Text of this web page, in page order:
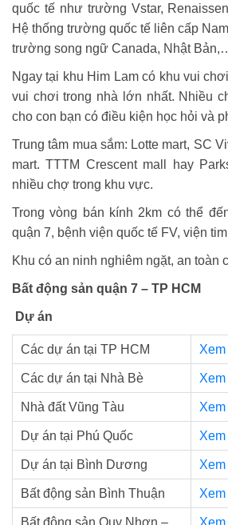
quốc tế như trường Vstar,
Hệ thống trường quốc tế liên cấp
trường song ngữ Canada, Nhật
Ngay tại khu Him Lam có khu vui
vui chơi trong nhà lớn nhất. Nhiều
cho con bạn có điều kiện học hỏi và
Trung tâm mua sắm: Lotte mart, SC
mart. TTTM Crescent mall hay
nhiều chợ trong khu vực.
Trong vòng bán kính 2km có thể
quận 7, bệnh viện quốc tế FV, viện
Khu có an ninh nghiêm ngặt, an toàn
Bất động sản quận 7 – TP HCM
Dự án
Các dự án tại TP HCM
Các dự án tại Nhà Bè
Nhà đất Vũng Tàu
Dự án tại Phú Quốc
Dự án tại Bình Dương
Bất động sản Bình Thuận
Bất động sản Quy Nhơn –